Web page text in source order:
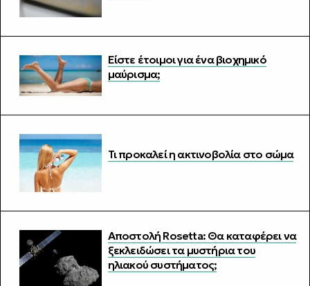
Είστε έτοιμοι για ένα βιοχημικό
μαύρισμα;
Τι προκαλεί η ακτινοβολία στο σώμα
Αποστολή Rosetta: Θα καταφέρει να
ξεκλειδώσει τα μυστήρια του
ηλιακού συστήματος;